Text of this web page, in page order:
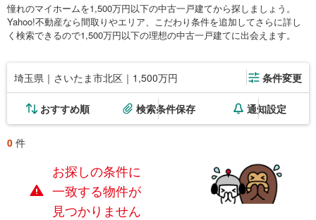
憧れのマイホームを1,500万円以下の中古一戸建てから探しましょう。
Yahoo!不動産なら間取りやエリア、こだわり条件を追加してさらに詳し
く検索できるので1,500万円以下の理想の中古一戸建てに出会えます。
埼玉県｜さいたま市北区｜1,500万円 条件変更
おすすめ順 検索条件保存 通知設定
0 件
お探しの条件に
一致する物件が
見つかりません